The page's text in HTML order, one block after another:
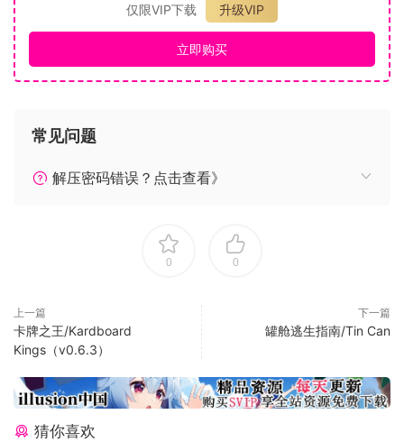
退休日程，利用两年时间，自由养成独特的你自己！
这次真的，可以退休了。
仅限VIP下载
升级VIP
立即购买
常见问题
解压密码错误？点击查看》
0 0
上一篇
卡牌之王/Kardboard
Kings（v0.6.3）
下一篇
罐舱逃生指南/Tin Can
猜你喜欢